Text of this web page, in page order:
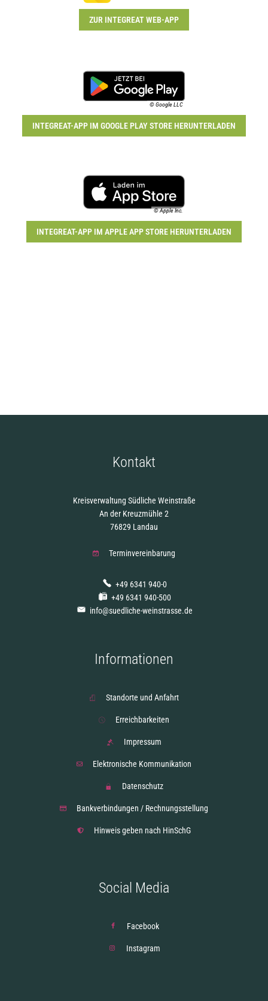
ZUR INTEGREAT WEB-APP
© Google LLC
INTEGREAT-APP IM GOOGLE PLAY STORE HERUNTERLADEN
© Apple Inc.
INTEGREAT-APP IM APPLE APP STORE HERUNTERLADEN
Kontakt
Kreisverwaltung Südliche Weinstraße
An der Kreuzmühle 2
76829 Landau
Terminvereinbarung
+49 6341 940-0
+49 6341 940-500
info@suedliche-weinstrasse.de
Informationen
Standorte und Anfahrt
Erreichbarkeiten
Impressum
Elektronische Kommunikation
Datenschutz
Bankverbindungen / Rechnungsstellung
Hinweis geben nach HinSchG
Social Media
Facebook
Instagram